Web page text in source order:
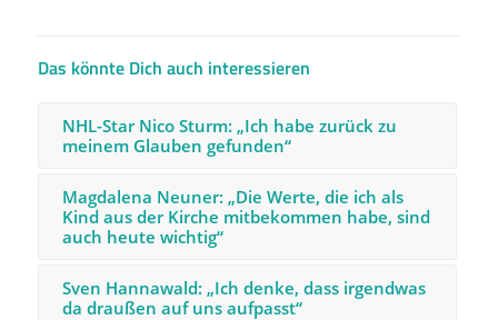
Das könnte Dich auch interessieren
NHL-Star Nico Sturm: „Ich habe zurück zu
meinem Glauben gefunden“
Magdalena Neuner: „Die Werte, die ich als
Kind aus der Kirche mitbekommen habe, sind
auch heute wichtig“
Sven Hannawald: „Ich denke, dass irgendwas
da draußen auf uns aufpasst“